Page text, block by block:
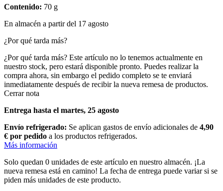
Contenido: 70 g
En almacén a partir del 17 agosto
¿Por qué tarda más?
¿Por qué tarda más? Este artículo no lo tenemos actualmente en
nuestro stock, pero estará disponible pronto. Puedes realizar la
compra ahora, sin embargo el pedido completo se te enviará
inmediatamente después de recibir la nueva remesa de productos.
Cerrar nota
Entrega hasta el martes, 25 agosto
Envío refrigerado: Se aplican gastos de envío adicionales de 4,90
€ por pedido a los productos refrigerados.
Más información
Solo quedan 0 unidades de este artículo en nuestro almacén. ¡La
nueva remesa está en camino! La fecha de entrega puede variar si se
piden más unidades de este producto.